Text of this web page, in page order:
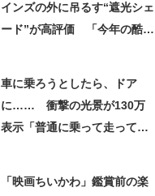
インズの外に吊るす“遮光シェ
ード”が高評価 「今年の酷暑
車に乗ろうとしたら、ドア
に…… 衝撃の光景が130万
表示「普通に乗って走ってた
「映画ちいかわ」鑑賞前の楽